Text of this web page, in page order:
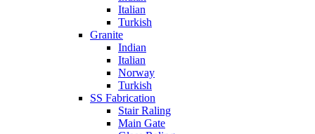
Italian
Turkish
Granite
Indian
Italian
Norway
Turkish
SS Fabrication
Stair Raling
Main Gate